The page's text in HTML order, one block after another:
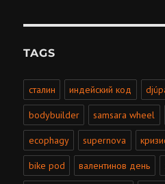
TAGS
сталин индейский код
bodybuilder samsara wheel
ecophagy supernova
bike pod валентинов день